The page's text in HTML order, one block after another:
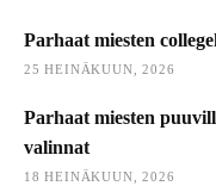
Parhaat miesten
25 HEINÄKUUN, 2026
Parhaat miesten
valinnat
18 HEINÄKUUN, 2026